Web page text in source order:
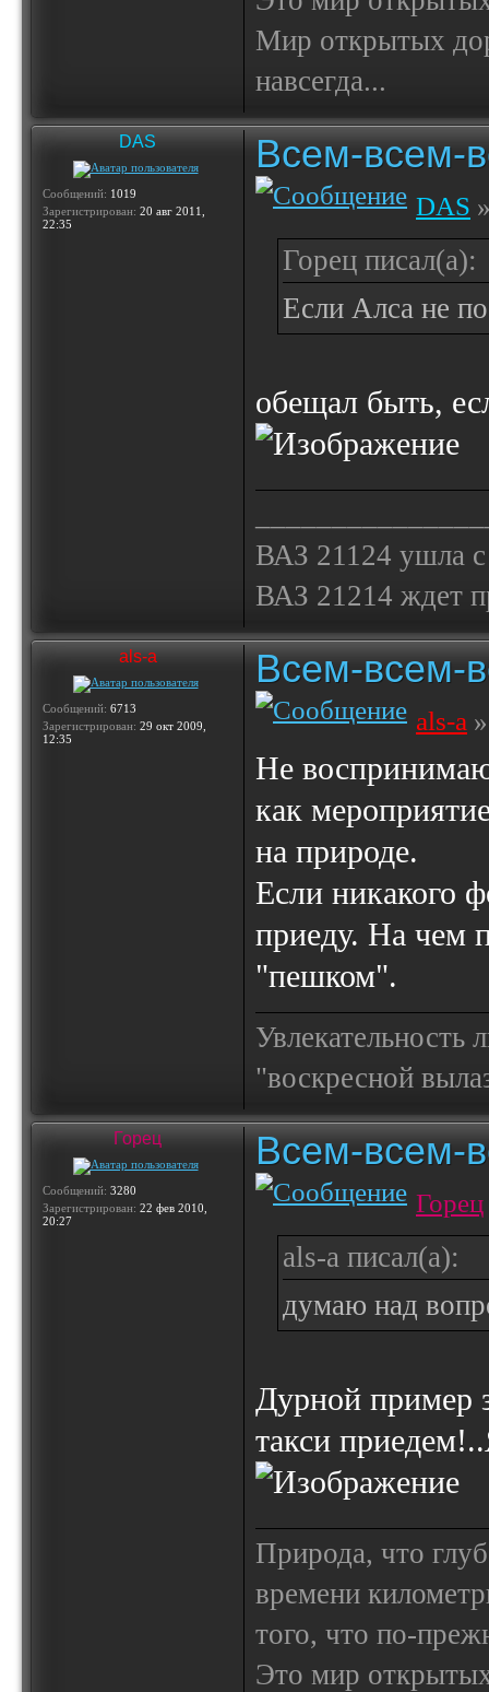
Мир открытых
навсегда...
DAS
Сообщений: 1019
Зарегистрирован: 20 авг 2011,
22:35
Всем-всем-
DAS
Горец писал(а):
Если Алса не
обещал быть,
ВАЗ 21124 ушла
ВАЗ 21214 ждет
als-a
Сообщений: 6713
Зарегистрирован: 29 окт 2009,
12:35
Всем-всем-
als-a
Не
как
на природе.
Если никакого
приеду. На чем
"пешком".
Увлекательность
"воскресной
Горец
Сообщений: 3280
Зарегистрирован: 22 фев 2010,
20:27
Всем-всем-
Горец
als-a писал(а):
думаю над
Дурной пример
такси
Природа, что
времени
того, что по-
Это мир